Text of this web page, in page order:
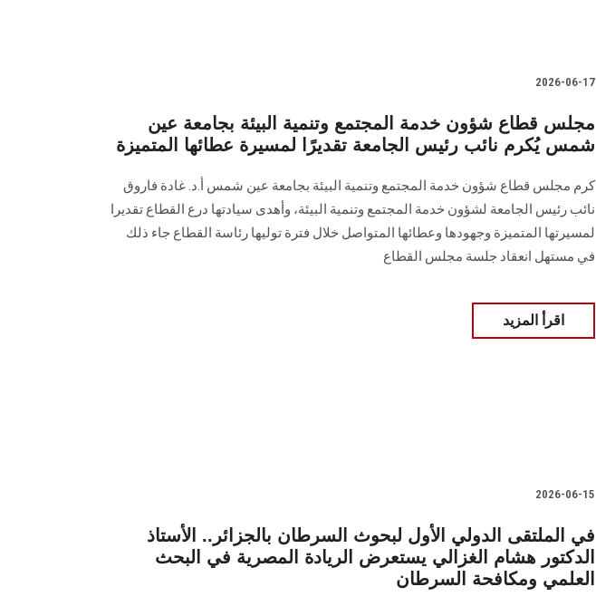
2026-06-17
مجلس قطاع شؤون خدمة المجتمع وتنمية البيئة بجامعة عين
شمس يُكرم نائب رئيس الجامعة تقديرًا لمسيرة عطائها المتميزة
كرم مجلس قطاع شؤون خدمة المجتمع وتنمية البيئة بجامعة عين شمس أ.د. غادة فاروق
نائب رئيس الجامعة لشؤون خدمة المجتمع وتنمية البيئة، وأهدى سيادتها درع القطاع تقديرا
لمسيرتها المتميزة وجهودها وعطائها المتواصل خلال فترة توليها رئاسة القطاع جاء ذلك
في مستهل انعقاد جلسة مجلس القطاع
اقرأ المزيد
2026-06-15
في الملتقى الدولي الأول لبحوث السرطان بالجزائر.. الأستاذ
الدكتور هشام الغزالي يستعرض الريادة المصرية في البحث
العلمي ومكافحة السرطان